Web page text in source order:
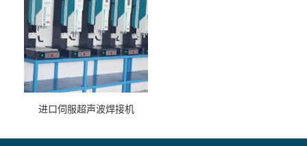
进口伺服超声波焊接机